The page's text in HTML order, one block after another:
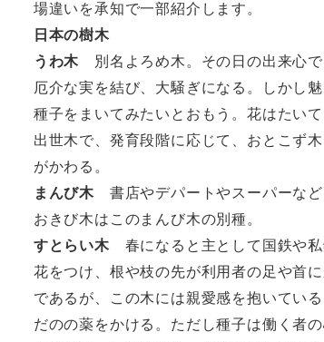
場違いを承知で一部紹介します。
日本の樹木
うわ木 別名よろめ木。その日の出来心で
厄介な実を結び、大騒ぎになる。しかし
種子をまいてみたいとおもう。花はたい
出世木で、発育段階に応じて、おとこず
がかわる。
まんび木 書店やデパートやスーパーな
おきび木はこのまんび木の別種。
すとらい木春になると主として国鉄や私
花をつけ、根や枝の先が利用者の足や首
であるが、この木には親愛感を抱いてい
だのの薬をかける。ただし種子は働く者